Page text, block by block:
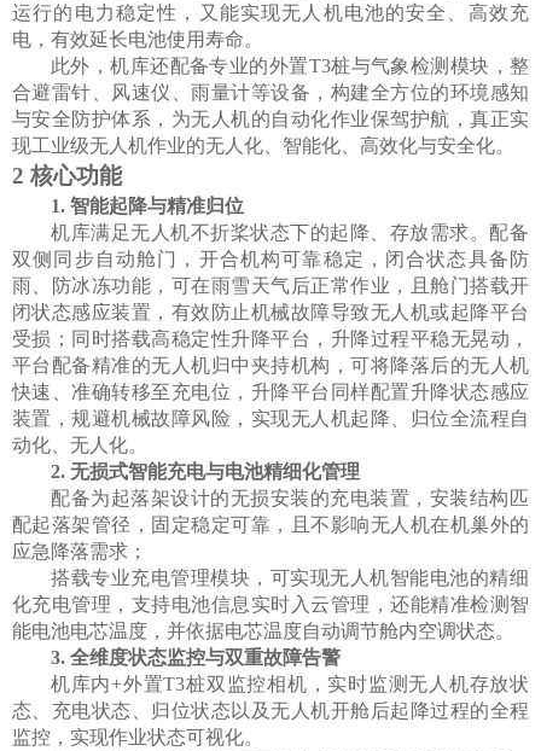
运行的电力稳定性，又能实现无人机电池的安全、高效充
电，有效延长电池使用寿命。
此外，机库还配备专业的外置T3桩与气象检测模块，整
合避雷针、风速仪、雨量计等设备，构建全方位的环境感知
与安全防护体系，为无人机的自动化作业保驾护航，真正实
现工业级无人机作业的无人化、智能化、高效化与安全化。
2 核心功能
1. 智能起降与精准归位
机库满足无人机不折桨状态下的起降、存放需求。配备
双侧同步自动舱门，开合机构可靠稳定，闭合状态具备防
雨、防冰冻功能，可在雨雪天气后正常作业，且舱门搭载开
闭状态感应装置，有效防止机械故障导致无人机或起降平台
受损；同时搭载高稳定性升降平台，升降过程平稳无晃动，
平台配备精准的无人机归中夹持机构，可将降落后的无人机
快速、准确转移至充电位，升降平台同样配置升降状态感应
装置，规避机械故障风险，实现无人机起降、归位全流程自
动化、无人化。
2. 无损式智能充电与电池精细化管理
配备为起落架设计的无损安装的充电装置，安装结构匹
配起落架管径，固定稳定可靠，且不影响无人机在机巢外的
应急降落需求；
搭载专业充电管理模块，可实现无人机智能电池的精细
化充电管理，支持电池信息实时入云管理，还能精准检测智
能电池电芯温度，并依据电芯温度自动调节舱内空调状态。
3. 全维度状态监控与双重故障告警
机库内+外置T3桩双监控相机，实时监测无人机存放状
态、充电状态、归位状态以及无人机开舱后起降过程的全程
监控，实现作业状态可视化。